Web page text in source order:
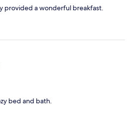
provided a wonderful breakfast.
bed and bath.